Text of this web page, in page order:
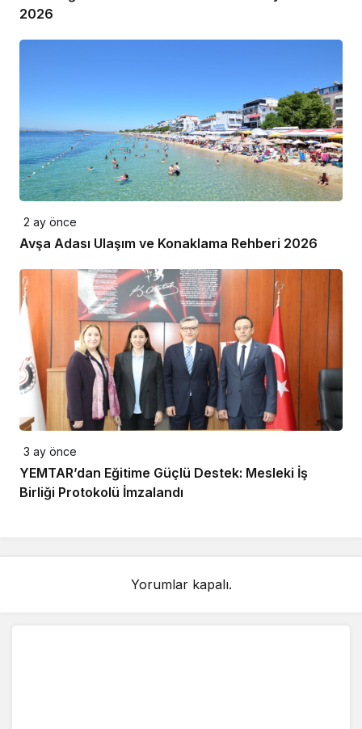
2026
2 ay önce
Avşa Adası Ulaşım ve Konaklama Rehberi 2026
3 ay önce
YEMTAR’dan Eğitime Güçlü Destek: Mesleki İş
Birliği Protokolü İmzalandı
Yorumlar kapalı.